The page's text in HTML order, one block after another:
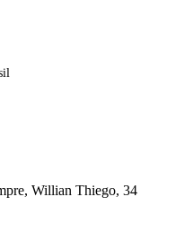
Willian Thiego, 34